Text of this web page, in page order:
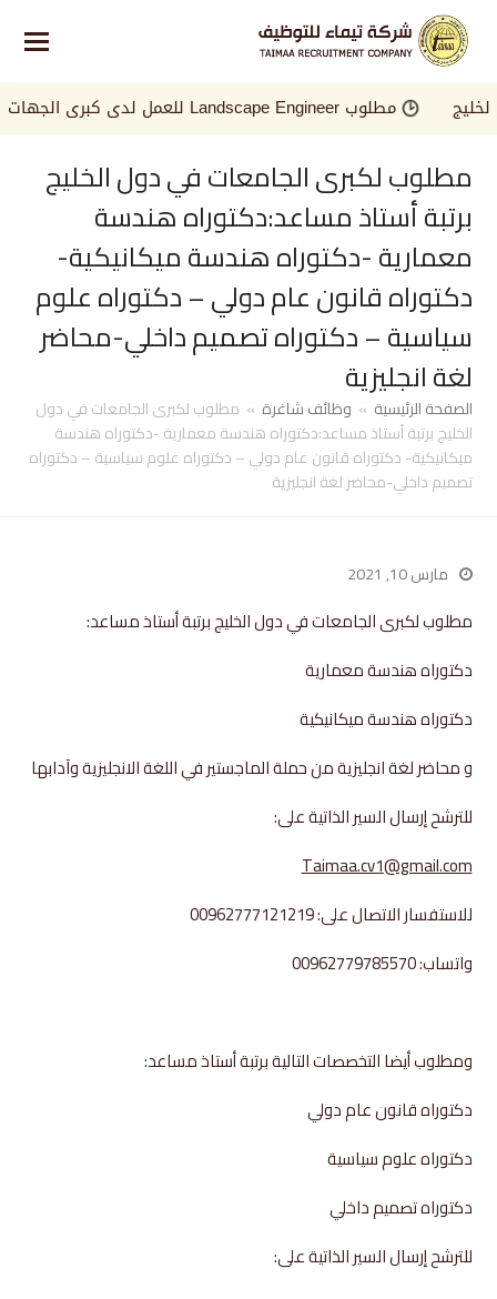
مطلوب Landscape Engineer للعمل لدى كبرى الجهات في الخليج
مطلوب لكبرى الجامعات في دول الخليج
برتبة أستاذ مساعد:دكتوراه هندسة
معمارية -دكتوراه هندسة ميكانيكية-
دكتوراه قانون عام دولي – دكتوراه علوم
سياسية – دكتوراه تصميم داخلي-محاضر
لغة انجليزية
الصفحة الرئيسية » وظائف شاغرة » مطلوب لكبرى الجامعات في دول
الخليج برتبة أستاذ مساعد:دكتوراه هندسة معمارية -دكتوراه هندسة
ميكانيكية- دكتوراه قانون عام دولي – دكتوراه علوم سياسية – دكتوراه
تصميم داخلي-محاضر لغة انجليزية
مارس 10, 2021
مطلوب لكبرى الجامعات في دول الخليج برتبة أستاذ مساعد:
دكتوراه هندسة معمارية
دكتوراه هندسة ميكانيكية
و محاضر لغة انجليزية من حملة الماجستير في اللغة الانجليزية وآدابها
للترشح إرسال السير الذاتية على:
Taimaa.cv1@gmail.com
للاستفسار الاتصال على: 00962777121219
واتساب: 00962779785570
ومطلوب أيضا التخصصات التالية برتبة أستاذ مساعد:
دكتوراه قانون عام دولي
دكتوراه علوم سياسية
دكتوراه تصميم داخلي
للترشح إرسال السير الذاتية على: